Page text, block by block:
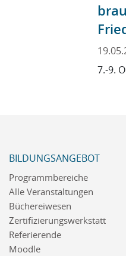
7.-9.
BILDUNGSANGEBOT
Programmbereiche
Alle Veranstaltungen
Büchereiwesen
Zertifizierungswerkstatt
Referierende
Moodle